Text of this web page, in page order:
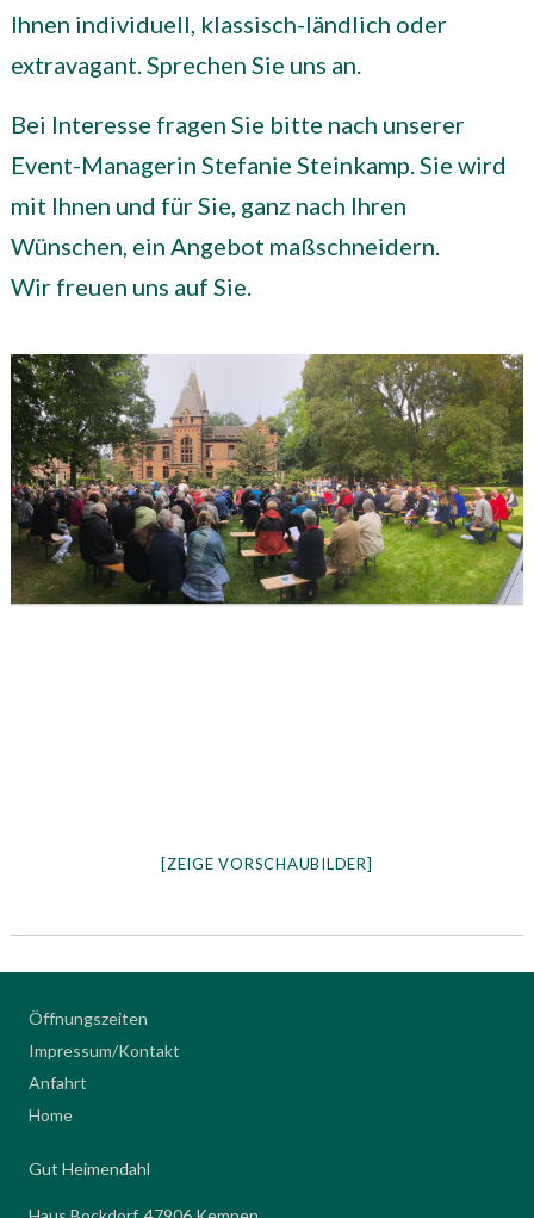
Ihnen individuell, klassisch-ländlich oder
extravagant. Sprechen Sie uns an.
Bei Interesse fragen Sie bitte nach unserer
Event-Managerin Stefanie Steinkamp. Sie wird
mit Ihnen und für Sie, ganz nach Ihren
Wünschen, ein Angebot maßschneidern.
Wir freuen uns auf Sie.
[ZEIGE VORSCHAUBILDER]
Öffnungszeiten
Impressum/Kontakt
Anfahrt
Home
Gut Heimendahl